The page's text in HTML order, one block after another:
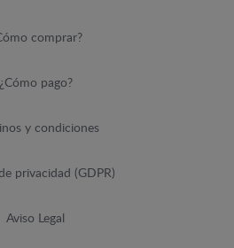
comprar?
¿Cómo pago?
y condiciones
privacidad (GDPR)
Aviso Legal